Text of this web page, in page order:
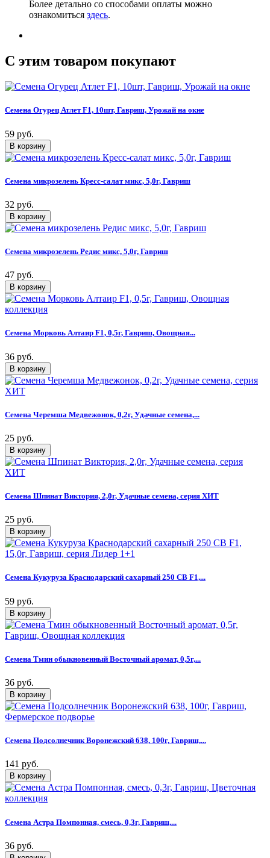
Более детально со способами оплаты можно
ознакомиться здесь.
C этим товаром покупают
Семена Огурец Атлет F1, 10шт, Гавриш, Урожай на окне
59 руб.
Семена микрозелень Кресс-салат микс, 5,0г, Гавриш
32 руб.
Семена микрозелень Редис микс, 5,0г, Гавриш
47 руб.
Семена Морковь Алтаир F1, 0,5г, Гавриш, Овощная...
36 руб.
Семена Черемша Медвежонок, 0,2г, Удачные семена,...
25 руб.
Семена Шпинат Виктория, 2,0г, Удачные семена, серия ХИТ
25 руб.
Семена Кукуруза Краснодарский сахарный 250 CВ F1,...
59 руб.
Семена Тмин обыкновенный Восточный аромат, 0,5г,...
36 руб.
Семена Подсолнечник Воронежский 638, 100г, Гавриш,...
141 руб.
Семена Астра Помпонная, смесь, 0,3г, Гавриш,...
36 руб.